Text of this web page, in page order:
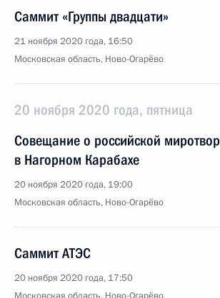
Саммит «Группы двадцати»
21 ноября 2020 года, 16:50
Московская область, Ново-Огарёво
20 ноября 2020 года, пятница
Совещание о российской
в Нагорном Карабахе
20 ноября 2020 года, 19:00
Московская область, Ново-Огарёво
Саммит АТЭС
20 ноября 2020 года, 17:50